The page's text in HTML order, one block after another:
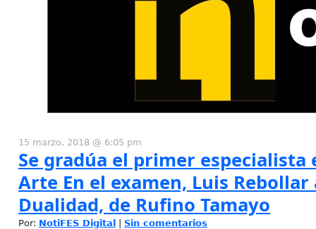
15 marzo, 2018 @ 6:05 pm
Se gradúa el primer
Arte En el examen, Luis
Dualidad, de Rufino Tamayo
Por: NotiFES Digital Sin comentarios